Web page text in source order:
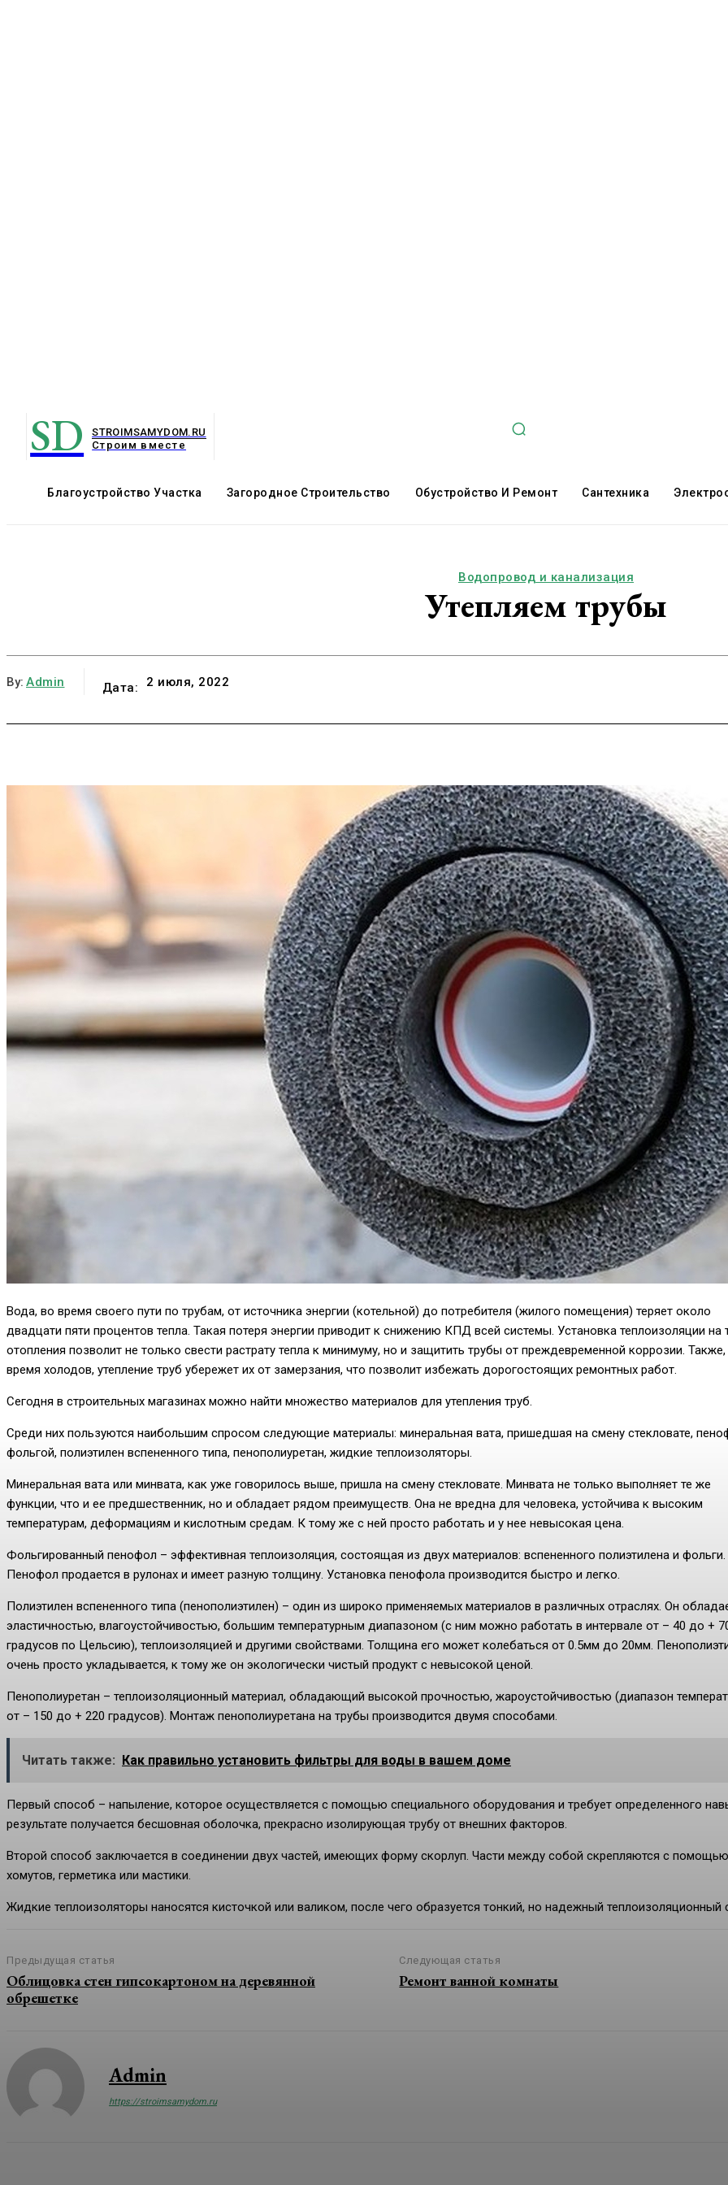
SD
STROIMSAMYDOM.RU
Строим вместе
Благоустройство Участка Загородное Строительство Обустройство И Ремонт Сантехника
Водопровод и канализация
Утепляем трубы
By: Admin Дата: 2 июля, 2022
Вода, во время своего пути по трубам, от источника энергии (котельной) до потребителя (жилого помещения) теряет около
двадцати пяти процентов тепла. Такая потеря энергии приводит к снижению КПД всей системы. Установка теплоизоляции на
отопления позволит не только свести растрату тепла к минимуму, но и защитить трубы от преждевременной коррозии. Также,
время холодов, утепление труб убережет их от замерзания, что позволит избежать дорогостоящих ремонтных работ.
Сегодня в строительных магазинах можно найти множество материалов для утепления труб.
Среди них пользуются наибольшим спросом следующие материалы: минеральная вата, пришедшая на смену стекловате,
фольгой, полиэтилен вспененного типа, пенополиуретан, жидкие теплоизоляторы.
Минеральная вата или минвата, как уже говорилось выше, пришла на смену стекловате. Минвата не только выполняет те же
функции, что и ее предшественник, но и обладает рядом преимуществ. Она не вредна для человека, устойчива к высоким
температурам, деформациям и кислотным средам. К тому же с ней просто работать и у нее невысокая цена.
Фольгированный пенофол – эффективная теплоизоляция, состоящая из двух материалов: вспененного полиэтилена и фольги.
Пенофол продается в рулонах и имеет разную толщину. Установка пенофола производится быстро и легко.
Полиэтилен вспененного типа (пенополиэтилен) – один из широко применяемых материалов в различных отраслях. Он
эластичностью, влагоустойчивостью, большим температурным диапазоном (с ним можно работать в интервале от – 40 до +
градусов по Цельсию), теплоизоляцией и другими свойствами. Толщина его может колебаться от 0.5мм до 20мм.
очень просто укладывается, к тому же он экологически чистый продукт с невысокой ценой.
Пенополиуретан – теплоизоляционный материал, обладающий высокой прочностью, жароустойчивостью (диапазон
от – 150 до + 220 градусов). Монтаж пенополиуретана на трубы производится двумя способами.
Читать также: Как правильно установить фильтры для воды в вашем доме
Первый способ – напыление, которое осуществляется с помощью специального оборудования и требует определенного
результате получается бесшовная оболочка, прекрасно изолирующая трубу от внешних факторов.
Второй способ заключается в соединении двух частей, имеющих форму скорлуп. Части между собой скрепляются с помощью
хомутов, герметика или мастики.
Жидкие теплоизоляторы наносятся кисточкой или валиком, после чего образуется тонкий, но надежный теплоизоляционный
Предыдущая статья
Облицовка стен гипсокартоном на деревянной
обрешетке
Следующая статья
Ремонт ванной комнаты
Admin
https://stroimsamydom.ru